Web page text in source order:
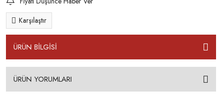
Karşılaştır
ÜRÜN BİLGİSİ
ÜRÜN YORUMLARI